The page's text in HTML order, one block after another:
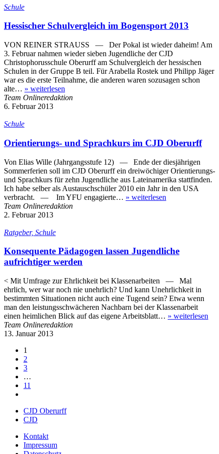
Schule
Hessischer Schulvergleich im Bogensport 2013
VON REINER STRAUSS — Der Pokal ist wieder daheim! Am
3. Februar nahmen wieder sieben Jugendliche der CJD
Christophorusschule Oberurff am Schulvergleich der hessischen
Schulen in der Gruppe B teil. Für Arabella Rostek und Philipp Jäger
war es die erste Teilnahme, die anderen waren sozusagen schon
alte… » weiterlesen
Team Onlineredaktion
6. Februar 2013
Schule
Orientierungs- und Sprachkurs im CJD Oberurff
Von Elias Wille (Jahrgangsstufe 12) — Ende der diesjährigen
Sommerferien soll im CJD Oberurff ein dreiwöchiger Orientierungs-
und Sprachkurs für zehn Jugendliche aus Lateinamerika stattfinden.
Ich habe selber als Austauschschüler 2010 ein Jahr in den USA
verbracht. — Im YFU engagierte… » weiterlesen
Team Onlineredaktion
2. Februar 2013
Ratgeber, Schule
Konsequente Pädagogen lassen Jugendliche
aufrichtiger werden
< Mit Umfrage zur Ehrlichkeit bei Klassenarbeiten — Mal
ehrlich, wer war noch nie unehrlich? Und kann Unehrlichkeit in
bestimmten Situationen nicht auch eine Tugend sein? Etwa wenn
man den leistungsschwächeren Nachbarn bei der Klassenarbeit
einen heimlichen Blick auf das eigene Arbeitsblatt… » weiterlesen
Team Onlineredaktion
13. Januar 2013
1
2
3
…
11
CJD Oberurff
CJD
Kontakt
Impressum